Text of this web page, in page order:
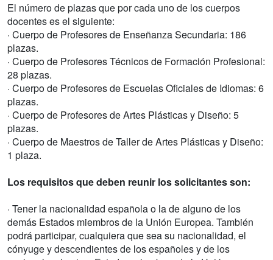
El número de plazas que por cada uno de los cuerpos
docentes es el siguiente:
· Cuerpo de Profesores de Enseñanza Secundaria: 186
plazas.
· Cuerpo de Profesores Técnicos de Formación Profesional:
28 plazas.
· Cuerpo de Profesores de Escuelas Oficiales de Idiomas: 6
plazas.
· Cuerpo de Profesores de Artes Plásticas y Diseño: 5
plazas.
· Cuerpo de Maestros de Taller de Artes Plásticas y Diseño:
1 plaza.
Los requisitos que deben reunir los solicitantes son:
· Tener la nacionalidad española o la de alguno de los
demás Estados miembros de la Unión Europea. También
podrá participar, cualquiera que sea su nacionalidad, el
cónyuge y descendientes de los españoles y de los